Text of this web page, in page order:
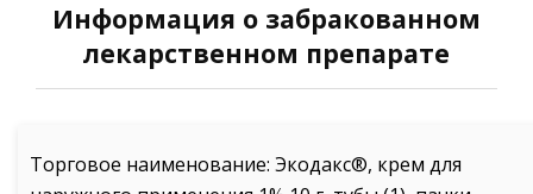
Информация о забракованном
лекарственном препарате
Торговое наименование: Экодакс®, крем для